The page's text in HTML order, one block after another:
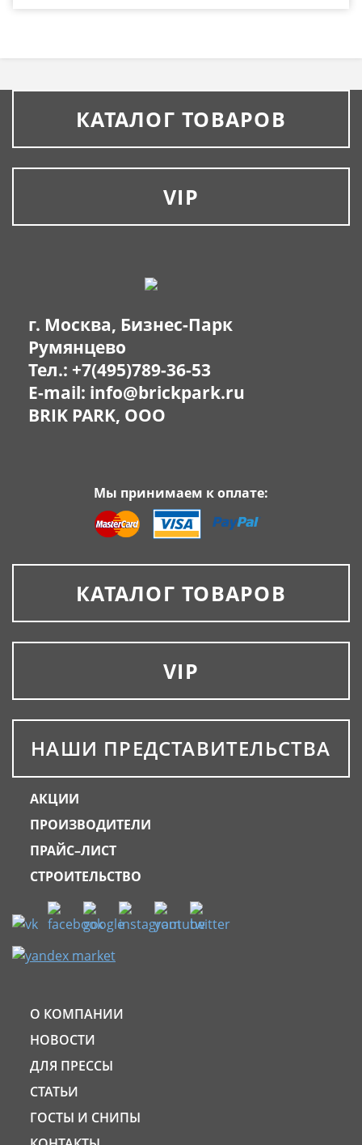
КАТАЛОГ ТОВАРОВ
VIP
г. Москва, Бизнес-Парк
Румянцево
Тел.: +7(495)789-36-53
E-mail: info@brickpark.ru
BRIK PARK, OOO
Мы принимаем к оплате:
КАТАЛОГ ТОВАРОВ
VIP
НАШИ ПРЕДСТАВИТЕЛЬСТВА
АКЦИИ
ПРОИЗВОДИТЕЛИ
ПРАЙС–ЛИСТ
СТРОИТЕЛЬСТВО
О КОМПАНИИ
НОВОСТИ
ДЛЯ ПРЕССЫ
СТАТЬИ
ГОСТЫ И СНИПЫ